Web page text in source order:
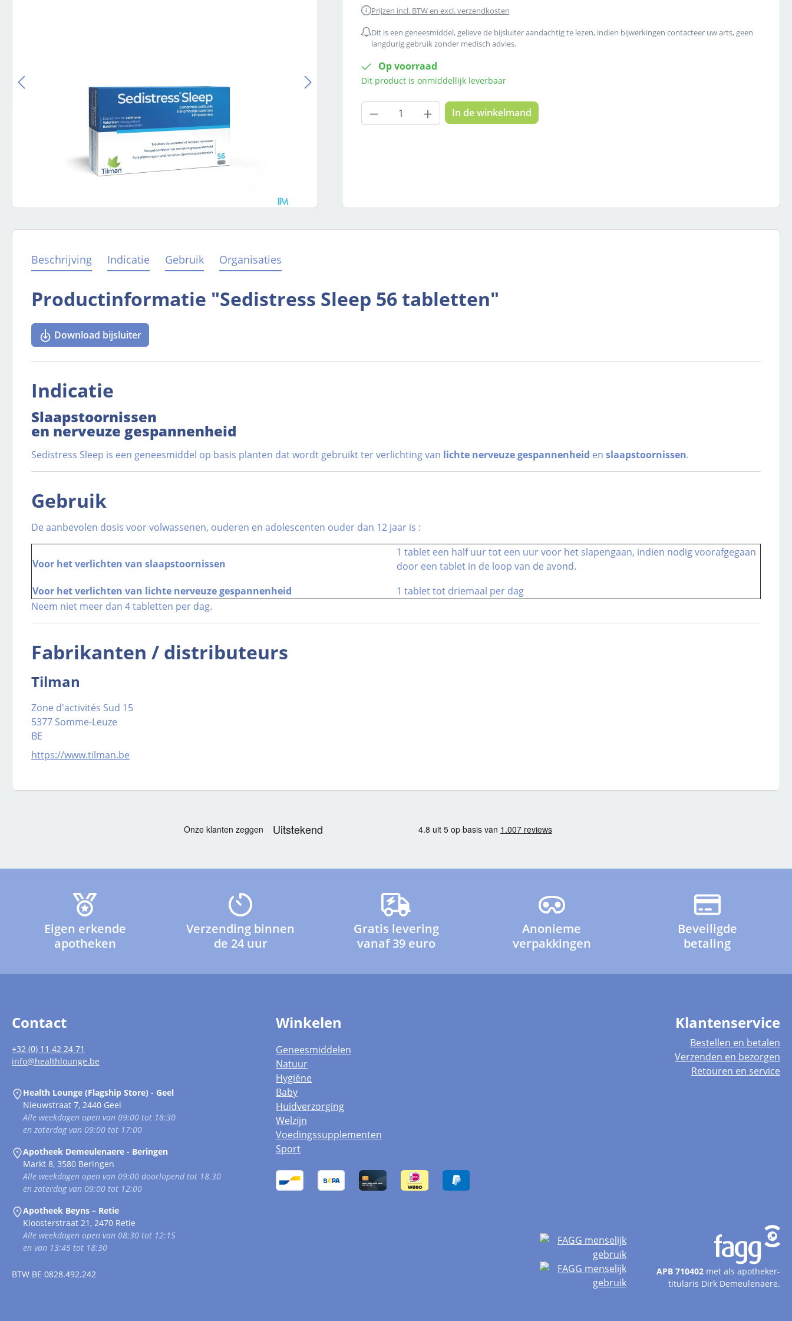
Prijzen incl. BTW en excl. verzendkosten
Dit is een geneesmiddel, gelieve de bijsluiter aandachtig te lezen, indien bijwerkingen contacteer uw arts, geen
langdurig gebruik zonder medisch advies.
Op voorraad
Dit product is onmiddellijk leverbaar
Producthoeveelheid: Voer de gewenste hoeveelheid in of
In de winkelmand
Beschrijving Indicatie Gebruik Organisaties
Productinformatie "Sedistress Sleep 56 tabletten"
Download bijsluiter
Indicatie
Slaapstoornissen
en nerveuze gespannenheid
Sedistress Sleep is een geneesmiddel op basis planten dat wordt gebruikt ter verlichting van lichte nerveuze gespannenheid en slaapstoornissen.
Gebruik
De aanbevolen dosis voor volwassenen, ouderen en adolescenten ouder dan 12 jaar is :
Voor het verlichten van slaapstoornissen
1 tablet een half uur tot een uur voor het slapengaan, indien nodig voorafgegaan
door een tablet in de loop van de avond.
Voor het verlichten van lichte nerveuze gespannenheid
1 tablet tot driemaal per dag
Neem niet meer dan 4 tabletten per dag.
Fabrikanten / distributeurs
Tilman
Zone d'activités Sud 15
5377 Somme-Leuze
BE
https://www.tilman.be
Eigen erkende
apotheken
Verzending binnen
de 24 uur
Gratis levering
vanaf 39 euro
Anonieme
verpakkingen
Beveiligde
betaling
Contact
+32 (0) 11 42 24 71
info@healthlounge.be
Health Lounge (Flagship Store) - Geel
Nieuwstraat 7, 2440 Geel
Alle weekdagen open van 09:00 tot 18:30
en zaterdag van 09:00 tot 17:00
Apotheek Demeulenaere - Beringen
Markt 8, 3580 Beringen
Alle weekdagen open van 09:00 doorlopend tot 18.30
en zaterdag van 09:00 tot 12:00
Apotheek Beyns – Retie
Kloosterstraat 21, 2470 Retie
Alle weekdagen open van 08:30 tot 12:15
en van 13:45 tot 18:30
BTW BE 0828.492.242
Winkelen
Geneesmiddelen
Natuur
Hygiëne
Baby
Huidverzorging
Welzijn
Voedingssupplementen
Sport
Klantenservice
Bestellen en betalen
Verzenden en bezorgen
Retouren en service
APB 710402met als apotheker-
titularis Dirk Demeulenaere.